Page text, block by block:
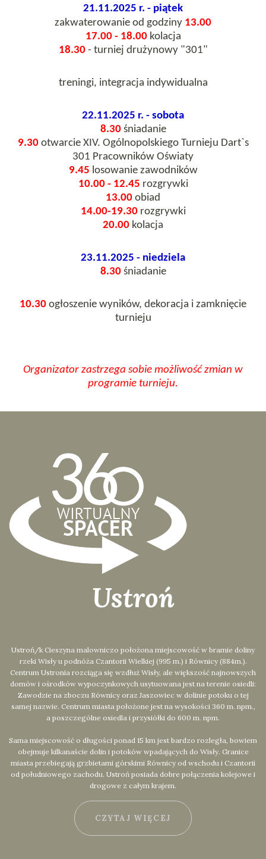
21.11.2025 r. - piątek
zakwaterowanie od godziny 13.00
17.00 - 18.00 kolacja
18.30- turniej drużynowy "301"
treningi, integracja indywidualna
22.11.2025 r. - sobota
8.30 śniadanie
9.30 otwarcie XIV. Ogólnopolskiego Turnieju Dart`s
301 Pracowników Oświaty
9.45 losowanie zawodników
10.00 - 12.45 rozgrywki
13.00 obiad
14.00-19.30 rozgrywki
20.00 kolacja
23.11.2025 - niedziela
8.30 śniadanie
10.30 ogłoszenie wyników, dekoracja i zamknięcie
turnieju
Organizator zastrzega sobie możliwość zmian w
programie turnieju.
Ustroń
Ustroń/k Cieszyna malowniczo położona miejscowość w bramie doliny
rzeki Wisły u podnóża Czantorii Wielkiej (995 m.) i Równicy (884m.).
Centrum Ustronia rozciąga się wzdłuż Wisły, ale większość najnowszych
domów i ośrodków wypoczynkowych usytuowana jest na terenie osiedli:
Zawodzie na zboczu Równicy oraz Jaszowiec w dolinie potoku o tej
samej nazwie. Centrum miasta położone jest na wysokości 360 m. npm.,
a poszczególne osiedla i przysiółki do 600 m. npm.
Sama miejscowość o długości ponad 15 km jest bardzo rozległa, bowiem
obejmuje kilkanaście dolin i potoków wpadających do Wisły. Granice
miasta przebiegają grzbietami górskimi Równicy od wschodu i Czantorii
od południowego zachodu. Ustroń posiada dobre połączenia kolejowe i
drogowe z całym krajem.
CZYTAJ WIĘCEJ